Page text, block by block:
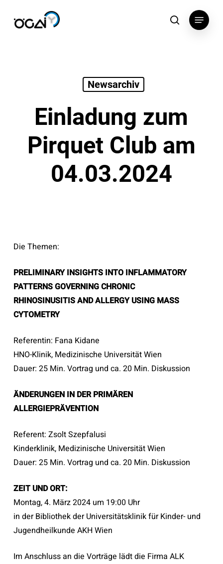
search
Menu
Newsarchiv
Einladung zum
Pirquet Club am
04.03.2024
Die Themen:
PRELIMINARY INSIGHTS INTO INFLAMMATORY
PATTERNS GOVERNING CHRONIC
RHINOSINUSITIS AND ALLERGY USING MASS
CYTOMETRY
Referentin: Fana Kidane
HNO-Klinik, Medizinische Universität Wien
Dauer: 25 Min. Vortrag und ca. 20 Min. Diskussion
ÄNDERUNGEN IN DER PRIMÄREN
ALLERGIEPRÄVENTION
Referent: Zsolt Szepfalusi
Kinderklinik, Medizinische Universität Wien
Dauer: 25 Min. Vortrag und ca. 20 Min. Diskussion
ZEIT UND ORT:
Montag, 4. März 2024 um 19:00 Uhr
in der Bibliothek der Universitätsklinik für Kinder- und
Jugendheilkunde AKH Wien
Im Anschluss an die Vorträge lädt die Firma ALK